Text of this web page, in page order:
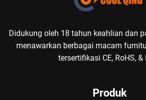
Didukung oleh 18 tahun keahlian dan
menawarkan berbagai macam
tersertifikasi CE, RoHS, &
Produk